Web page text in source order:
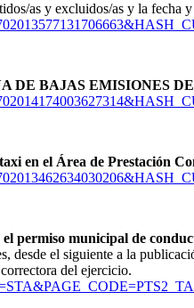
as y excluidos/as y la fecha
DE BAJAS EMISIONES
en el Área de Prestación
permiso municipal de
desde el siguiente a la
del ejercicio.